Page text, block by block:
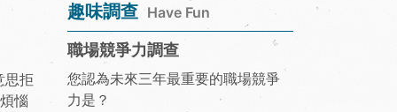
思拒
惱
趣味調查 Have Fun
職場競爭力調查
您認為未來三年最重要的職場競爭
力是？